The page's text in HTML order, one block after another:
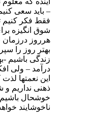
– باید سعی
فقط فکر
شوق انگیزه
هرروز درزمان
بهتر روز را
زندگی باشیم -
درآمد – ولی
این نعمتها
ذهنی نداریم
خوشحال
ناخوشایند